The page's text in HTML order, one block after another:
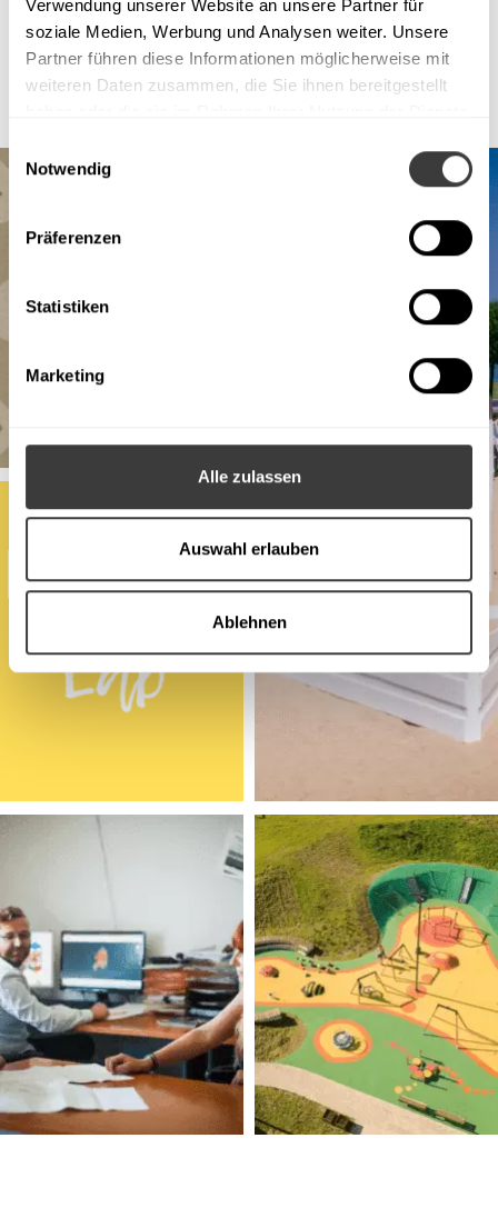
Verwendung unserer Website an unsere Partner für
soziale Medien, Werbung und Analysen weiter. Unsere
Partner führen diese Informationen möglicherweise mit
weiteren Daten zusammen, die Sie ihnen bereitgestellt
Einwilligungsauswahl
Notwendig
Präferenzen
Statistiken
Marketing
Alle zulassen
Auswahl erlauben
Ablehnen